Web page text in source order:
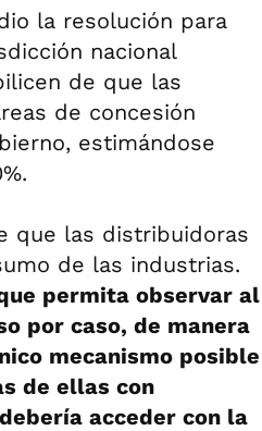
la resolución para
nacional
de que las
de concesión
estimándose
que las distribuidoras
de las industrias.
permita observar al
por caso, de manera
mecanismo posible
de ellas con
acceder con la